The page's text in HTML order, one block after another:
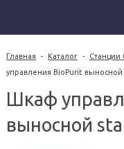
Главная - Каталог - Станции
управления BioPurit выносной
Шкаф
выносной